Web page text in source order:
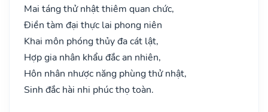
Mai táng thử nhật thiêm quan chức,
Điền tàm đại thực lai phong niên
Khai môn phóng thủy đa cát lật,
Hợp gia nhân khẩu đắc an nhiên,
Hôn nhân nhược năng phùng thử nhật,
Sinh đắc hài nhi phúc thọ toàn.